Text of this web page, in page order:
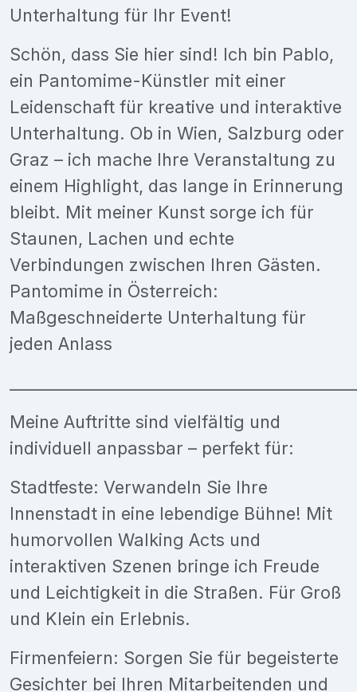
Unterhaltung für Ihr Event!
Schön, dass Sie hier sind! Ich bin Pablo,
ein Pantomime-Künstler mit einer
Leidenschaft für kreative und interaktive
Unterhaltung. Ob in Wien, Salzburg oder
Graz – ich mache Ihre Veranstaltung zu
einem Highlight, das lange in Erinnerung
bleibt. Mit meiner Kunst sorge ich für
Staunen, Lachen und echte
Verbindungen zwischen Ihren Gästen.
Pantomime in Österreich:
Maßgeschneiderte Unterhaltung für
jeden Anlass
Meine Auftritte sind vielfältig und
individuell anpassbar – perfekt für:
Stadtfeste: Verwandeln Sie Ihre
Innenstadt in eine lebendige Bühne! Mit
humorvollen Walking Acts und
interaktiven Szenen bringe ich Freude
und Leichtigkeit in die Straßen. Für Groß
und Klein ein Erlebnis.
Firmenfeiern: Sorgen Sie für begeisterte
Gesichter bei Ihren Mitarbeitenden und